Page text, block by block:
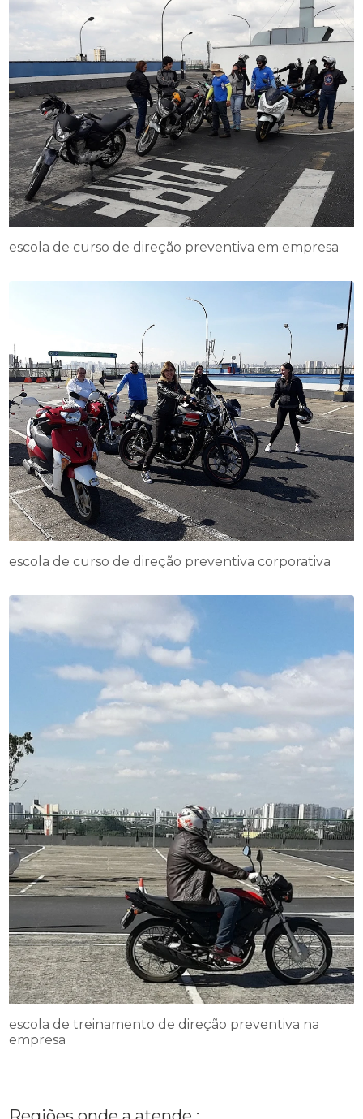
escola de curso de direção preventiva em empresa
escola de curso de direção preventiva corporativa
escola de treinamento de direção preventiva na
empresa